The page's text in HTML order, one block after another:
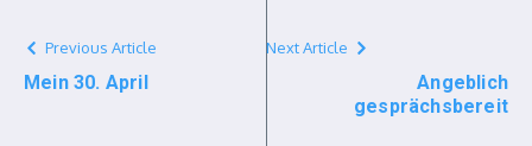
Previous Article
Mein 30. April
Next Article
Angeblich
gesprächsbereit